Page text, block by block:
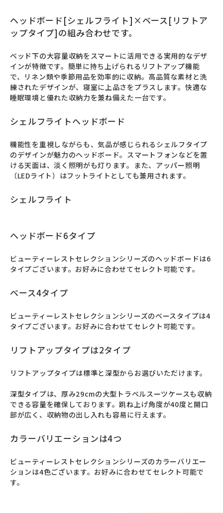
ヘッドボード[シェルフライト]×ベース[リフトア
ップタイプ]の組み合わせです。
ベッド下の大容量収納をスマートに活用できる実用的なデザ
インが特徴です。簡単に持ち上げられるリフトアップ機能
で、リネン類や季節用品を効率的に収納。高品質な素材と洗
練されたデザインが、寝室に上品さをプラスします。快適な
睡眠環境と優れた収納力を兼ね備えた一台です。
シェルフライトヘッドボード
機能性を重視しながらも、気品が感じられるシェルフタイプ
のデザインが魅力のヘッドボード。スマートフォンなどを置
ける天面は、淡く照明がも灯ります。また、アッパー照明
（LEDライト）はフットライトとしても兼用されます。
シェルフライト
ヘッドボード6タイプ
ビューティーレストセレクションシリーズのヘッドボードは6
タイプございます。お好みに合わせてセレクト可能です。
ベース4タイプ
ビューティーレストセレクションシリーズのベースタイプは4
タイプございます。お好みに合わせてセレクト可能です。
リフトアップタイプは2タイプ
リフトアップタイプは標準と深型からお選びいただけます。
深型タイプは、厚み29cmの大型トラベルスーツケースも収納
できる容量を確保しております。跳ね上げ角度が40度と開口
部が広く、収納物の出し入れも容易に行えます。
カラーバリエーションは4つ
ビューティーレストセレクションシリーズのカラーバリエー
ションは4色ございます。お好みに合わせてセレクト可能で
す。